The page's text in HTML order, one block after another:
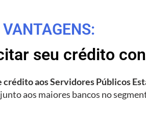
VANTAGENS:
seu crédito
aos Servidores Públicos
aos maiores bancos no